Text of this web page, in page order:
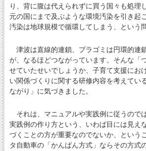
り、背に腹は代えられずに買う国々も処理
元の国にまで及ぶような環境汚染を引き起
汚染は地球規模で循環してしまう、という
津波は直線的連鎖、プラゴミは円環的連
が、なるほどつながっています。そんな「
せていたせいでしょうか、子育て支援にお
い関係づくりに関する研修内容を考えてい
ながり」に気づきました。
それは、マニュアルや実践例に従うので
実践例の作り方という、いわば目には見え
づくことの方が重要なのでないか、という
タ自動車の「かんばん方式」ならその方式